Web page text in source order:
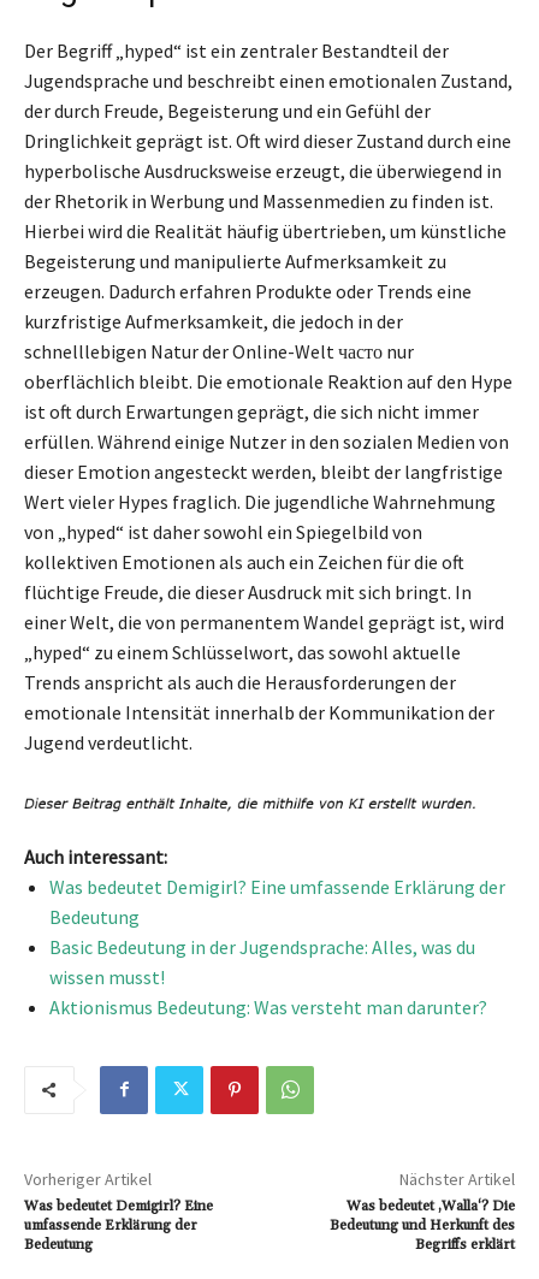
Der Begriff „hyped“ ist ein zentraler Bestandteil der
Jugendsprache und beschreibt einen emotionalen Zustand,
der durch Freude, Begeisterung und ein Gefühl der
Dringlichkeit geprägt ist. Oft wird dieser Zustand durch eine
hyperbolische Ausdrucksweise erzeugt, die überwiegend in
der Rhetorik in Werbung und Massenmedien zu finden ist.
Hierbei wird die Realität häufig übertrieben, um künstliche
Begeisterung und manipulierte Aufmerksamkeit zu
erzeugen. Dadurch erfahren Produkte oder Trends eine
kurzfristige Aufmerksamkeit, die jedoch in der
schnelllebigen Natur der Online-Welt часто nur
oberflächlich bleibt. Die emotionale Reaktion auf den Hype
ist oft durch Erwartungen geprägt, die sich nicht immer
erfüllen. Während einige Nutzer in den sozialen Medien von
dieser Emotion angesteckt werden, bleibt der langfristige
Wert vieler Hypes fraglich. Die jugendliche Wahrnehmung
von „hyped“ ist daher sowohl ein Spiegelbild von
kollektiven Emotionen als auch ein Zeichen für die oft
flüchtige Freude, die dieser Ausdruck mit sich bringt. In
einer Welt, die von permanentem Wandel geprägt ist, wird
„hyped“ zu einem Schlüsselwort, das sowohl aktuelle
Trends anspricht als auch die Herausforderungen der
emotionale Intensität innerhalb der Kommunikation der
Jugend verdeutlicht.
Auch interessant:
Was bedeutet Demigirl? Eine umfassende Erklärung der
Bedeutung
Basic Bedeutung in der Jugendsprache: Alles, was du
wissen musst!
Aktionismus Bedeutung: Was versteht man darunter?
Vorheriger Artikel
Was bedeutet Demigirl? Eine
umfassende Erklärung der
Bedeutung
Nächster Artikel
Was bedeutet ‚Walla‘? Die
Bedeutung und Herkunft des
Begriffs erklärt